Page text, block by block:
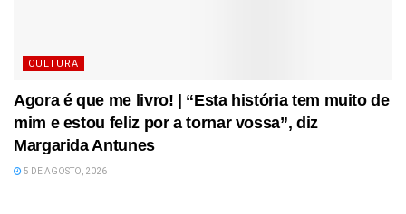
CULTURA
Agora é que me livro! | “Esta história tem muito de
mim e estou feliz por a tornar vossa”, diz
Margarida Antunes
5 DE AGOSTO, 2026